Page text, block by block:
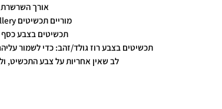
אורך השרשרת 60 ס"מ
מוריים תכשיטים moriyam jewllery
תכשיטים בצבע כסף
תכשיטים בצבע רוז גולד/זהב: כדי לשמור
לב שאין אחריות על צבע התכשיט,